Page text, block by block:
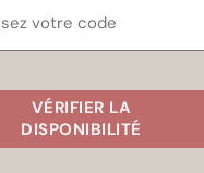
VÉRIFIER LA
DISPONIBILITÉ